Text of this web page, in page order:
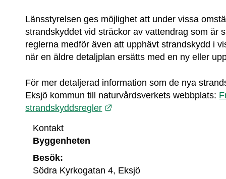
Länsstyrelsen ges möjlighet att under vissa
strandskyddet vid sträckor av vattendrag som är
reglerna medför även att upphävt strandskydd i
när en äldre detaljplan ersätts med en ny eller
För mer detaljerad information som de nya
Eksjö kommun till naturvårdsverkets webbplats:
strandskyddsregler
Länk till annan webbplats.
Kontakt
Byggenheten
Besök:
Södra Kyrkogatan 4, Eksjö